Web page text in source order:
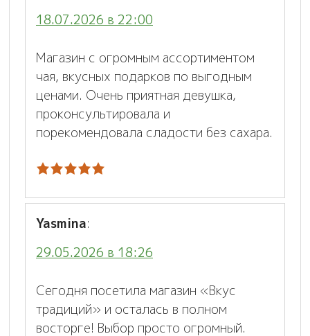
18.07.2026 в 22:00
Магазин с огромным ассортиментом
чая, вкусных подарков по выгодным
ценами. Очень приятная девушка,
проконсультировала и
порекомендовала сладости без сахара.
Yasmina:
29.05.2026 в 18:26
Сегодня посетила магазин «Вкус
традиций» и осталась в полном
восторге! Выбор просто огромный.